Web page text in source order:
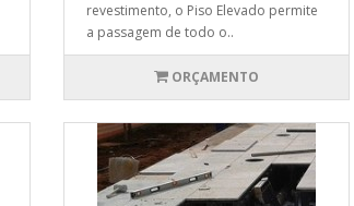
revestimento, o Piso Elevado permite
a passagem de todo o..
ORÇAMENTO